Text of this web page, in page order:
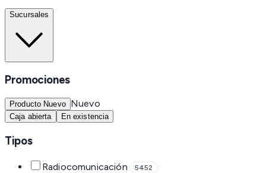
Sucursales
Promociones
Producto Nuevo Nuevo
Caja abierta En existencia
Tipos
Radiocomunicación 5452